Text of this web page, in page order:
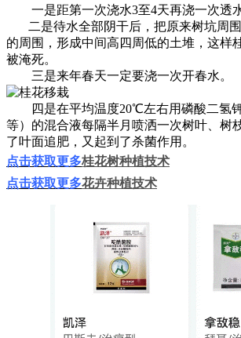
一是距第一次浇水3至4天再浇一次透水
二是待水全部阴干后，把原来树坑周围
的周围，形成中间高四周低的土堆，这样
被淹死。
三是来年春天一定要浇一次开春水。
四是在平均温度20℃左右用磷酸二氢钾
等）的混合液每隔半月喷洒一次树叶、树
了叶面追肥，又起到了杀菌作用。
点击获取更多桂花树种植技术
点击获取更多花卉种植技术